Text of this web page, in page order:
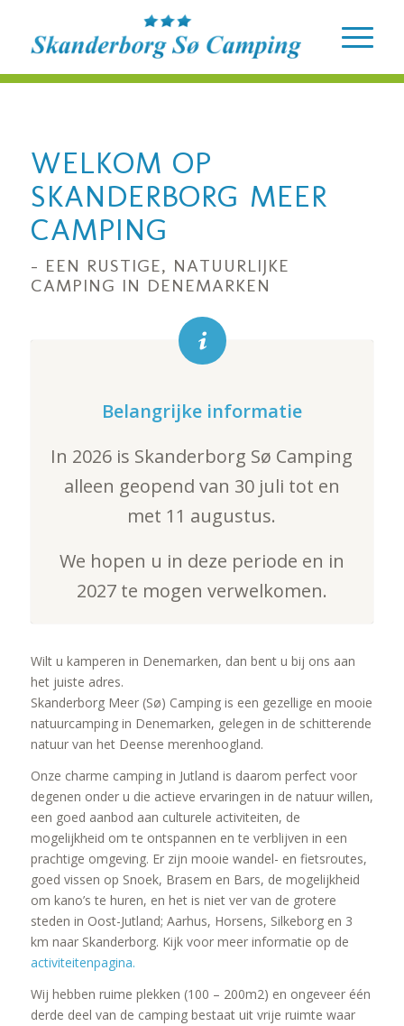
WELKOM OP
SKANDERBORG MEER
CAMPING
– EEN RUSTIGE, NATUURLIJKE
CAMPING IN DENEMARKEN
Belangrijke informatie
In 2026 is Skanderborg Sø Camping
alleen geopend van 30 juli tot en
met 11 augustus.
We hopen u in deze periode en in
2027 te mogen verwelkomen.
Wilt u kamperen in Denemarken, dan bent u bij ons aan
het juiste adres.
Skanderborg Meer (Sø) Camping is een gezellige en mooie
natuurcamping in Denemarken, gelegen in de schitterende
natuur van het Deense merenhoogland.
Onze charme camping in Jutland is daarom perfect voor
degenen onder u die actieve ervaringen in de natuur willen,
een goed aanbod aan culturele activiteiten, de
mogelijkheid om te ontspannen en te verblijven in een
prachtige omgeving. Er zijn mooie wandel- en fietsroutes,
goed vissen op Snoek, Brasem en Bars, de mogelijkheid
om kano’s te huren, en het is niet ver van de grotere
steden in Oost-Jutland; Aarhus, Horsens, Silkeborg en 3
km naar Skanderborg. Kijk voor meer informatie op de
activiteitenpagina.
Wij hebben ruime plekken (100 – 200m2) en ongeveer één
derde deel van de camping bestaat uit vrije ruimte waar